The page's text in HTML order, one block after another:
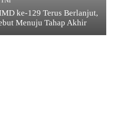
ke-129 Terus Berlanjut,
Menuju Tahap Akhir